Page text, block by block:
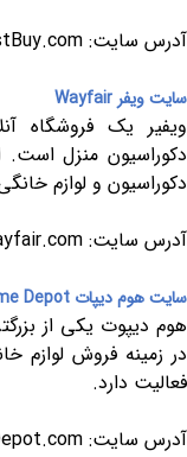
آدرس سایت:
سایت ویفر Wayfair
ویفیر یک فروشگاه
دکوراسیون منزل است.
دکوراسیون و لوازم
آدرس سایت:
سایت هوم دیپات Depot
هوم دیپوت یکی از
در زمینه فروش لوازم
فعالیت دارد.
آدرس سایت: